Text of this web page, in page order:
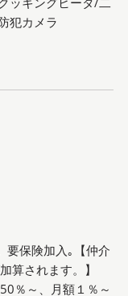
犯カメラ
要保険加入｡【仲介
算されます。】
％～、月額１％～